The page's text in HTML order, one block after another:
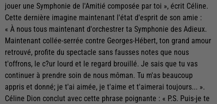
jouer une Symphonie de l'Amitié composée par toi », écrit Céline.
Cette dernière imagine maintenant l'état d'esprit de son amie :
« À nous tous maintenant d'orchestrer ta Symphonie des Adieux.
Maintenant collée-serrée contre Georges-Hébert, ton grand amour
retrouvé, profite du spectacle sans fausses notes que nous
t'offrons, le c?ur lourd et le regard brouillé. Je sais que tu vas
continuer à prendre soin de nous môman. Tu m'as beaucoup
appris et donné; je t'ai aimée, je t'aime et t'aimerai toujours... ».
Céline Dion conclut avec cette phrase poignante : « P.S. Puis-je te